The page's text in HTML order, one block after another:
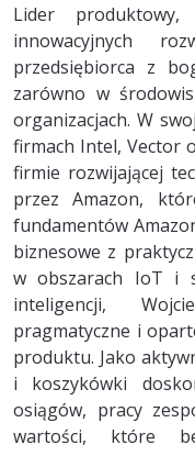
Lider
innowacyjnych
przedsiębiorca z
zarówno w
organizacjach. W
firmach Intel, Vector
firmie rozwijającej
przez Amazon,
fundamentów
biznesowe z
w obszarach IoT i
inteligencji,
pragmatyczne i
produktu. Jako
i koszykówki
osiągów, pracy
wartości, które